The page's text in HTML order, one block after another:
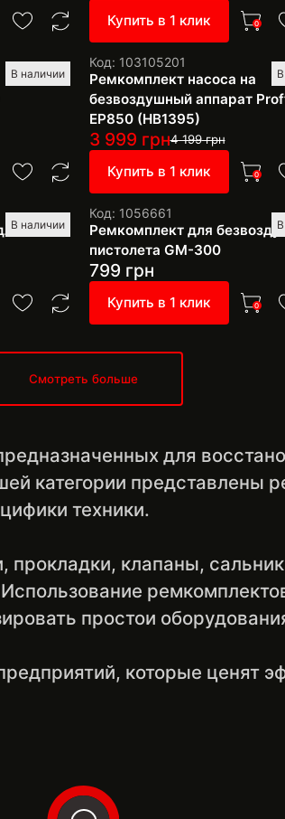
Купить в 1 клик 0
В наличии
Код: 103105201
Ремкомплект насоса на
безвоздушный аппарат
EP850 (HB1395)
3 999 грн4 199грн
Купить в 1 клик 0
В наличии
Код: 1056661
Ремкомплект для
пистолета GM-300
799 грн
Купить в 1 клик 0
Смотреть больше
для
категории представлены
техники.
клапаны,
простои
которые ценят